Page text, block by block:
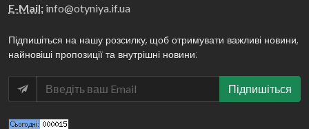
E-Mail: info@otyniya.if.ua
Підпишіться на нашу розсилку, щоб отримувати важливі новини,
найновіші пропозиції та внутрішні новини:
Підпишіться